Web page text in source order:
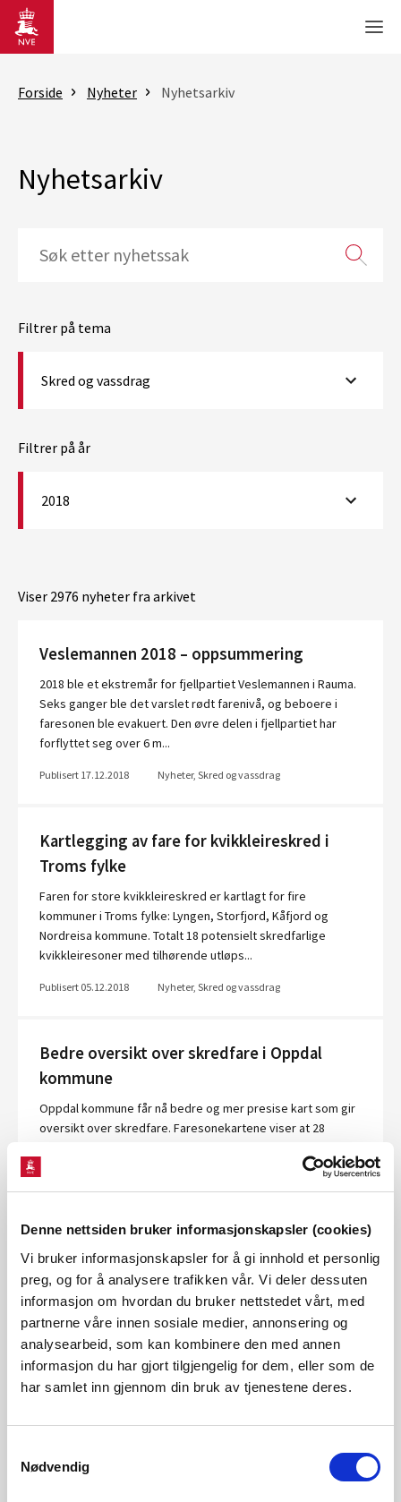
Denne nettsiden bruker informasjonskapsler (cookies)
Vi bruker informasjonskapsler for å gi innhold et personlig
preg, og for å analysere trafikken vår. Vi deler dessuten
informasjon om hvordan du bruker nettstedet vårt, med
partnerne våre innen sosiale medier, annonsering og
analysearbeid, som kan kombinere den med annen
informasjon du har gjort tilgjengelig for dem, eller som de
har samlet inn gjennom din bruk av tjenestene deres.
Nødvendig
Gå til hovedinnhold
Forside Nyheter Nyhetsarkiv
Nyhetsarkiv
Filtrer på tema
Skred og vassdrag
Filtrer på år
2018
Viser 2976 nyheter fra arkivet
Veslemannen 2018 – oppsummering
2018 ble et ekstremår for fjellpartiet Veslemannen i Rauma.
Seks ganger ble det varslet rødt farenivå, og beboere i
faresonen ble evakuert. Den øvre delen i fjellpartiet har
forflyttet seg over 6 m...
Publisert 17.12.2018 Nyheter, Skred og vassdrag
Kartlegging av fare for kvikkleireskred i
Troms fylke
Faren for store kvikkleireskred er kartlagt for fire
kommuner i Troms fylke: Lyngen, Storfjord, Kåfjord og
Nordreisa kommune. Totalt 18 potensielt skredfarlige
kvikkleiresoner med tilhørende utløps...
Publisert 05.12.2018 Nyheter, Skred og vassdrag
Bedre oversikt over skredfare i Oppdal
kommune
Oppdal kommune får nå bedre og mer presise kart som gir
oversikt over skredfare. Faresonekartene viser at 28
23. oktober: NVE setter ned farenivået for
Veslemannen til gult
Avtagende hastigheter og kuldegrader
Publisert 23.10.2018 Nyheter, Skred og vassdrag
Hastighetene varierer, men er synkende